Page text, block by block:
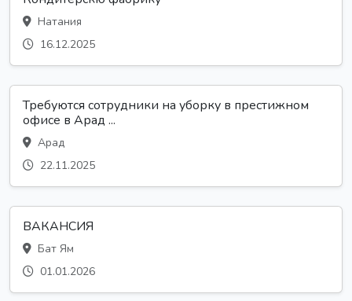
Натания
16.12.2025
Требуются сотрудники на уборку в престижном
офисе в Арад ...
Арад
22.11.2025
ВАКАНСИЯ
Бат Ям
01.01.2026